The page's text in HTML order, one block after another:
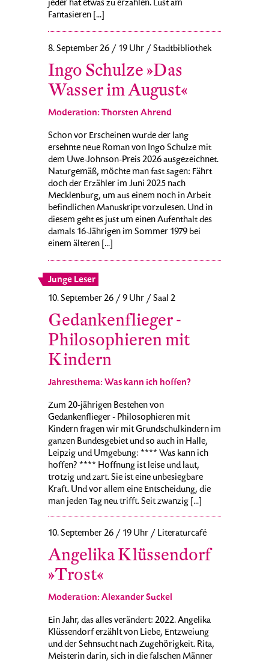
jeder hat etwas zu erzählen. Lust am
Fantasieren [...]
8. September 26 / 19 Uhr / Stadtbibliothek
Ingo Schulze »Das
Wasser im August«
Moderation: Thorsten Ahrend
Schon vor Erscheinen wurde der lang
ersehnte neue Roman von Ingo Schulze mit
dem Uwe-Johnson-Preis 2026 ausgezeichnet.
Naturgemäß, möchte man fast sagen: Fährt
doch der Erzähler im Juni 2025 nach
Mecklenburg, um aus einem noch in Arbeit
befindlichen Manuskript vorzulesen. Und in
diesem geht es just um einen Aufenthalt des
damals 16-Jährigen im Sommer 1979 bei
einem älteren [...]
Junge Leser
10. September 26 / 9 Uhr / Saal 2
Gedankenflieger -
Philosophieren mit
Kindern
Jahresthema: Was kann ich hoffen?
Zum 20-jährigen Bestehen von
Gedankenflieger - Philosophieren mit
Kindern fragen wir mit Grundschulkindern im
ganzen Bundesgebiet und so auch in Halle,
Leipzig und Umgebung: **** Was kann ich
hoffen? **** Hoffnung ist leise und laut,
trotzig und zart. Sie ist eine unbesiegbare
Kraft. Und vor allem eine Entscheidung, die
man jeden Tag neu trifft. Seit zwanzig [...]
10. September 26 / 19 Uhr / Literaturcafé
Angelika Klüssendorf
»Trost«
Moderation: Alexander Suckel
Ein Jahr, das alles verändert: 2022. Angelika
Klüssendorf erzählt von Liebe, Entzweiung
und der Sehnsucht nach Zugehörigkeit. Rita,
Meisterin darin, sich in die falschen Männer